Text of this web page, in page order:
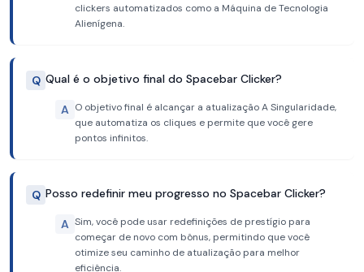
clickers automatizados como a Máquina de Tecnologia
Alienígena.
Q Qual é o objetivo final do Spacebar Clicker?
A O objetivo final é alcançar a atualização A Singularidade,
que automatiza os cliques e permite que você gere
pontos infinitos.
Q Posso redefinir meu progresso no Spacebar Clicker?
A Sim, você pode usar redefinições de prestígio para
começar de novo com bônus, permitindo que você
otimize seu caminho de atualização para melhor
eficiência.